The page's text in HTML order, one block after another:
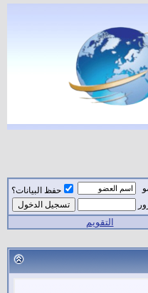
حفظ البيانات؟
التقويم